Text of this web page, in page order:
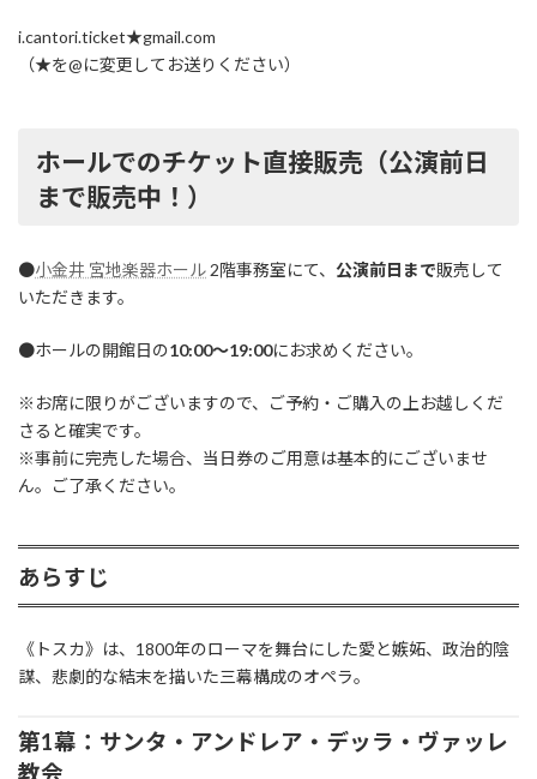
i.cantori.ticket★gmail.com
（★を@に変更してお送りください）
ホールでのチケット直接販売（公演前日
まで販売中！）
●小金井 宮地楽器ホール2階事務室にて、 公演前日まで販売して
いただきます。
●ホールの開館日の10:00〜19:00にお求めください。
※お席に限りがございますので、ご予約・ご購入の上お越しくだ
さると確実です。
※事前に完売した場合、当日券のご用意は基本的にございませ
ん。ご了承ください。
あらすじ
《トスカ》は、1800年のローマを舞台にした愛と嫉妬、政治的陰
謀、悲劇的な結末を描いた三幕構成のオペラ。
第1幕：サンタ・アンドレア・デッラ・ヴァッレ
教会